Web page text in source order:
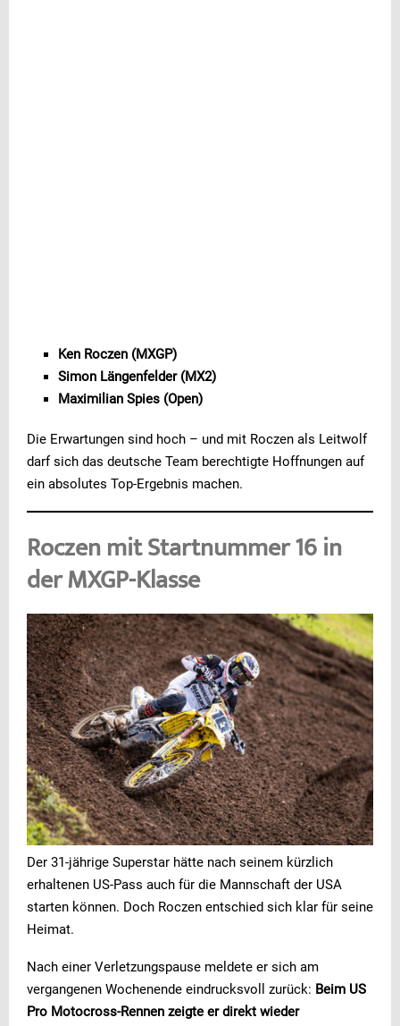
Werbung
Ken Roczen (MXGP)
Simon Längenfelder (MX2)
Maximilian Spies (Open)
Die Erwartungen sind hoch – und mit Roczen als Leitwolf
darf sich das deutsche Team berechtigte Hoffnungen auf
ein absolutes Top-Ergebnis machen.
Roczen mit Startnummer 16 in
der MXGP-Klasse
Der 31-jährige Superstar hätte nach seinem kürzlich
erhaltenen US-Pass auch für die Mannschaft der USA
starten können. Doch Roczen entschied sich klar für seine
Heimat.
Nach einer Verletzungspause meldete er sich am
vergangenen Wochenende eindrucksvoll zurück: Beim US
Pro Motocross-Rennen zeigte er direkt wieder
Werbung
Werbung